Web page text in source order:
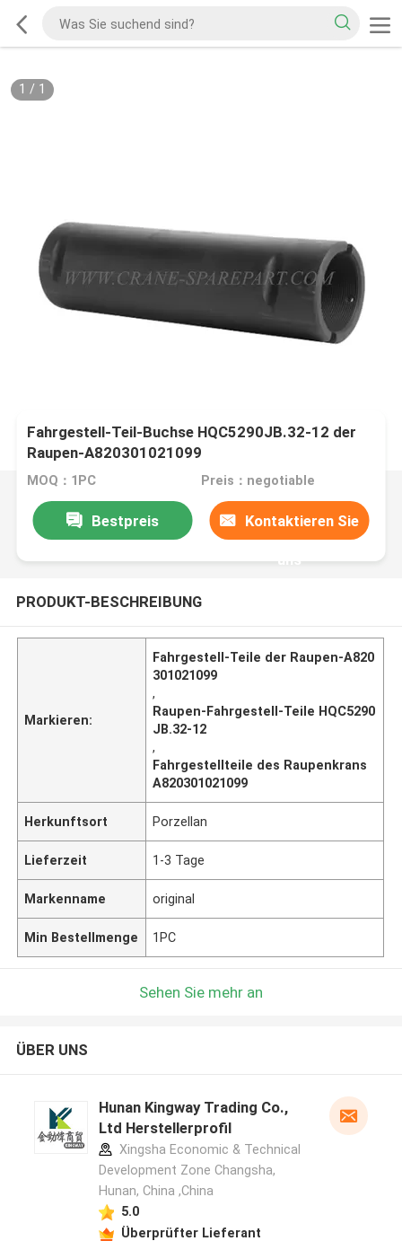
1 / 1
Fahrgestell-Teil-Buchse HQC5290JB.32-12 der
Raupen-A820301021099
MOQ：1PC Preis：negotiable
Bestpreis Kontaktieren Sie
uns
PRODUKT-BESCHREIBUNG
Markieren:
Fahrgestell-Teile der Raupen-A820
301021099
,
Raupen-Fahrgestell-Teile HQC5290
JB.32-12
,
Fahrgestellteile des Raupenkrans
A820301021099
Herkunftsort Porzellan
Lieferzeit 1-3 Tage
Markenname original
Min Bestellmenge 1PC
Sehen Sie mehr an
ÜBER UNS
Hunan Kingway Trading Co.,
Ltd Herstellerprofil
Xingsha Economic & Technical
Development Zone Changsha,
Hunan, China ,China
5.0
Überprüfter Lieferant